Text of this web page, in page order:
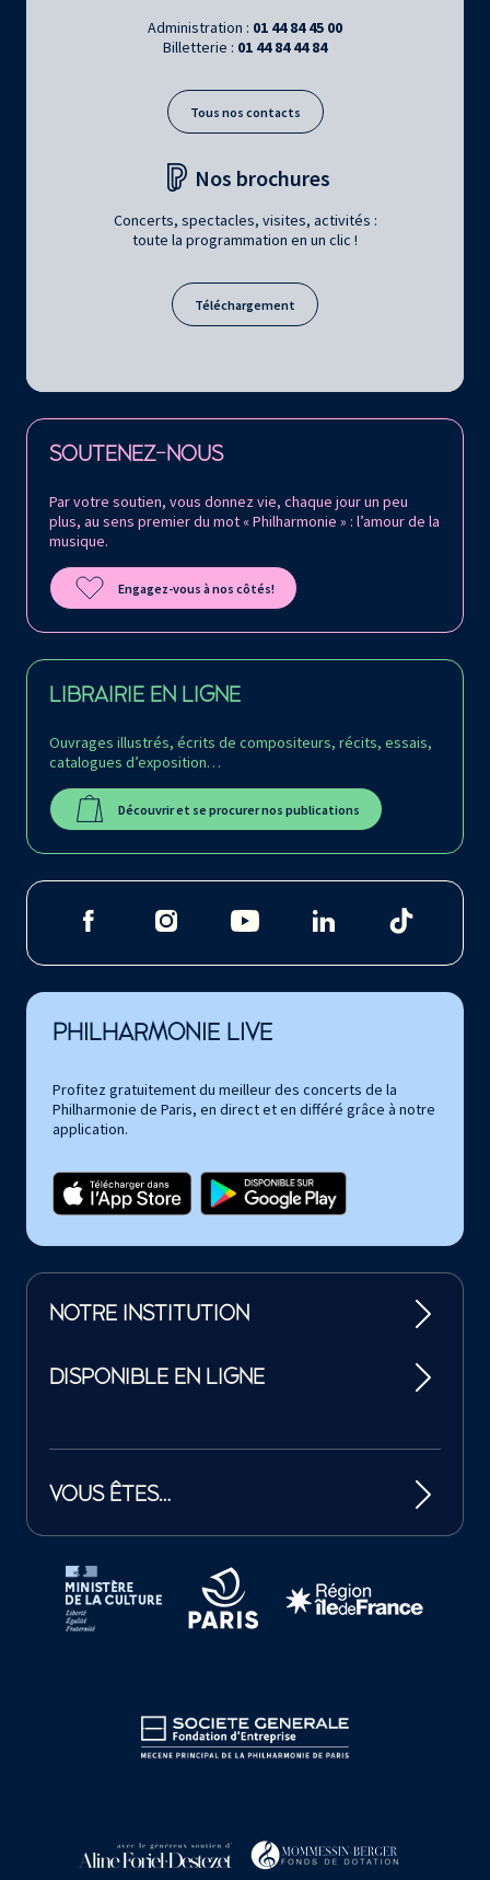
Administration : 01 44 84 45 00
Billetterie : 01 44 84 44 84
Tous nos contacts
Nos brochures
Concerts, spectacles, visites, activités :
toute la programmation en un clic !
Téléchargement
SOUTENEZ-NOUS
Par votre soutien, vous donnez vie, chaque jour un peu
plus, au sens premier du mot « Philharmonie » : l’amour de la
musique.
Engagez-vous à nos côtés!
LIBRAIRIE EN LIGNE
Ouvrages illustrés, écrits de compositeurs, récits, essais,
catalogues d’exposition…
Découvrir et se procurer nos publications
Retrouvez la Philharmonie de Paris sur
PHILHARMONIE LIVE
Profitez gratuitement du meilleur des concerts de la
Philharmonie de Paris, en direct et en différé grâce à notre
application.
NOTRE INSTITUTION
DISPONIBLE EN LIGNE
VOUS ÊTES…
Tutelles et mécènes de la Philharmonie de Paris